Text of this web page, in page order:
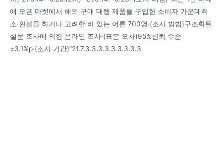
에 오픈 마켓에서 해외 구매 대행 제품을 구입한 소비자 가운데취
소·환불을 하거나 고려한 바 있는 어른 700명·(조사 방법)구조화된
설문 조사에 의한 온라인 조사·(표본 오차)95%신뢰 수준
±3.1%p·(조사 기간)”21.7.3.3.3.3.3.3.3.3.3